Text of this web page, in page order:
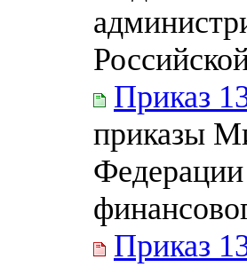
Приказ
приказы
Приказ